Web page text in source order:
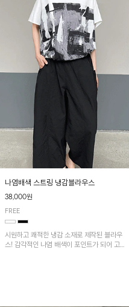
나염배색 스트링 냉감블라우스
38,000원
FREE
시원하고 쾌적한 냉감 소재로 제작된 블라우
스! 감각적인 나염 배색이 포인트가 되어 고급